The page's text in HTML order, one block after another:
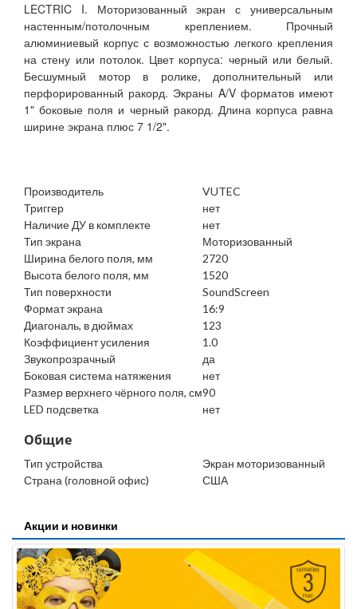
LECTRIC I. Моторизованный экран с универсальным
настенным/потолочным креплением. Прочный
алюминиевый корпус с возможностью легкого крепления
на стену или потолок. Цвет корпуса: черный или белый.
Бесшумный мотор в ролике, дополнительный или
перфорированный ракорд. Экраны A/V форматов имеют
1" боковые поля и черный ракорд. Длина корпуса равна
ширине экрана плюс 7 1/2".
Производитель
VUTEC
Триггер
нет
Наличие ДУ в комплекте
нет
Тип экрана
Моторизованный
Ширина белого поля, мм
2720
Высота белого поля, мм
1520
Тип поверхности
SoundScreen
Формат экрана
16:9
Диагональ, в дюймах
123
Коэффициент усиления
1.0
Звукопрозрачный
да
Боковая система натяжения
нет
Размер верхнего чёрного поля, см90
LED подсветка
нет
Общие
Тип устройства
Экран моторизованный
Страна (головной офис)
США
Акции и новинки